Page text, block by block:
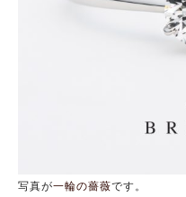
写真が一輪の薔薇です。